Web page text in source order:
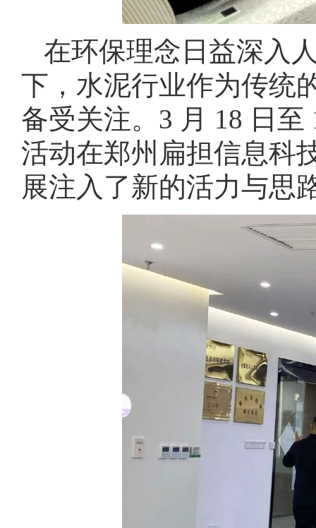
在环保理念日益深入
下，水泥行业作为传统
备受关注。3 月 18 日
活动在郑州扁担信息科
展注入了新的活力与思